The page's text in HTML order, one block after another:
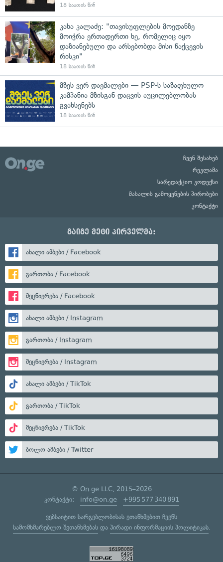
18 საათის წინ
კახა კალაძე: "თავისუფლების მოედანზე
მოიჭრა ერთადერთი ხე, რომელიც იყო
დაზიანებული და არსებობდა მისი წაქცევის
რისკი"
18 საათის წინ
მზეს ვერ დაემალები — PSP-ს საზაფხულო
კამპანია მზისგან დაცვის აუცილებლობას
გვახსენებს
18 საათის წინ
ჩვენ შესახებ
რეკლამა
სარედაქციო კოდექსი
მასალის გამოყენების პირობები
კონტაქტი
გაიგე მეტი პირველმა:
ახალი ამბები / Facebook
გართობა / Facebook
მეცნიერება / Facebook
ახალი ამბები / Instagram
გართობა / Instagram
მეცნიერება / Instagram
ახალი ამბები / TikTok
გართობა / TikTok
მეცნიერება / TikTok
ბოლო ამბები / Twitter
© On.ge LLC, 2015–2026
კონტაქტი: info@on.ge +995 577 340 891
ვებსაიტით სარგებლობისას ეთანხმებით ჩვენს
სამომხმარებლო შეთანხმებასდა პირადი ინფორმაციის პოლიტიკას.